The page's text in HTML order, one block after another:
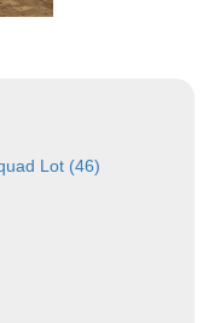
Lot (46)